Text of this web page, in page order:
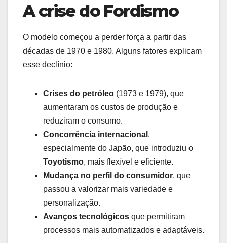
A crise do Fordismo
O modelo começou a perder força a partir das
décadas de 1970 e 1980. Alguns fatores explicam
esse declínio:
Crises do petróleo (1973 e 1979), que
aumentaram os custos de produção e
reduziram o consumo.
Concorrência internacional ,
especialmente do Japão, que introduziu o
Toyotismo, mais flexível e eficiente.
Mudança no perfil do consumidor, que
passou a valorizar mais variedade e
personalização.
Avanços tecnológicos que permitiram
processos mais automatizados e adaptáveis.